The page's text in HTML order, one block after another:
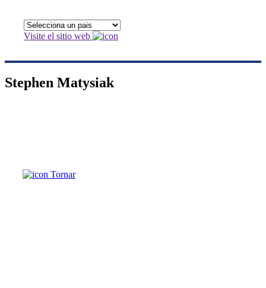
Visite el sitio web
Stephen Matysiak
Tornar